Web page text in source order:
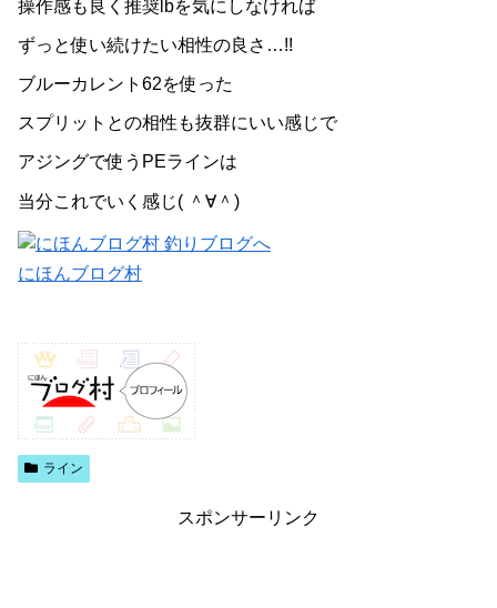
操作感も良く推奨lbを気にしなければ
ずっと使い続けたい相性の良さ…!!
ブルーカレント62を使った
スプリットとの相性も抜群にいい感じで
アジングで使うPEラインは
当分これでいく感じ( ＾∀＾)
にほんブログ村
ライン
スポンサーリンク